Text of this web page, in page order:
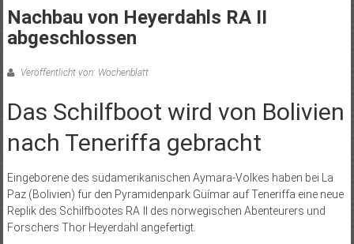
Nachbau von Heyerdahls RA II
abgeschlossen
Veröffentlicht von: Wochenblatt
Das Schilfboot wird von Bolivien
nach Teneriffa gebracht
Eingeborene des südamerikanischen Aymara-Volkes haben bei La
Paz (Bolivien) für den Pyramidenpark Güímar auf Teneriffa eine neue
Replik des Schilfbootes RA II des norwegischen Abenteurers und
Forschers Thor Heyerdahl angefertigt.